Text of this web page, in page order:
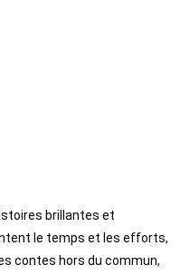
brillantes et
le temps et les efforts,
contes hors du commun,